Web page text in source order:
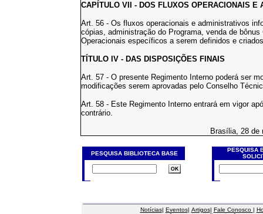
CAPÍTULO VII - DOS FLUXOS OPERACIONAIS E
Art. 56 - Os fluxos operacionais e administrativos
cópias, administração do Programa, venda de
Operacionais específicos a serem definidos e
TÍTULO IV - DAS DISPOSIÇÕES FINAIS
Art. 57 - O presente Regimento Interno poderá ser
modificações serem aprovadas pelo Conselho
Art. 58 - Este Regimento Interno entrará em vigor
contrário.
Brasília, 28 de
PESQUISA BIBLIOTECA BASE
PESQUISA
Notícias| Eventos| Artigos| Fale Conosco |